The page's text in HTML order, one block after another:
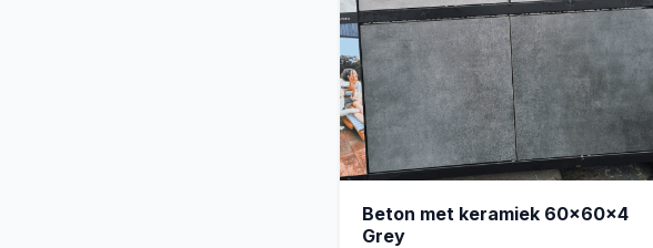
Beton met keramiek 60x60x4
Grey